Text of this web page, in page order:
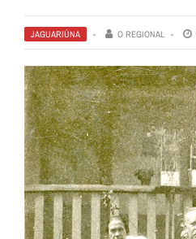
JAGUARIÚNA O REGIONAL